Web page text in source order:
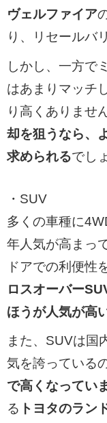
ヴェルファイア
り、リセールバ
しかし、一方で
はあまりマッチ
り高くありませ
却を狙うなら、
求められるでし
・SUV
多くの車種に
年人気が高まっ
ドアでの利便性
ロスオーバー
ほうが人気が高
また、SUVは国
気を誇っている
で高くなってい
る トヨタのラン